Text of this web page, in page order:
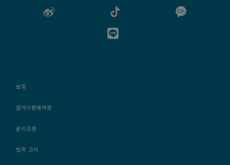
보증
원거리판매약관
윤리강령
법적 고지